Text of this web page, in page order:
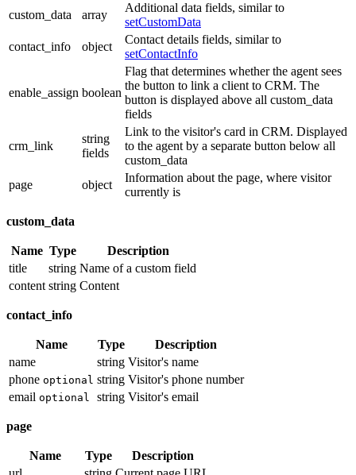
custom_data
array
Additional data fields, similar to
setCustomData
contact_info
object
Contact details fields, similar to
setContactInfo
enable_assign boolean
Flag that determines whether the agent sees
the button to link a client to CRM. The
button is displayed above all custom_data
fields
crm_link
string
fields
Link to the visitor's card in CRM. Displayed
to the agent by a separate button below all
custom_data
page
object
Information about the page, where visitor
currently is
custom_data
Name Type
Description
title
string Name of a custom field
content string Content
contact_info
Name Type
Description
name
string Visitor's name
phone optional string Visitor's phone number
email optional string Visitor's email
page
Name Type
Description